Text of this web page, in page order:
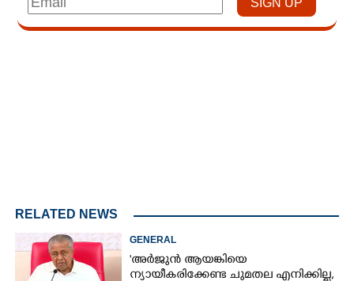
RELATED NEWS
GENERAL
'അർജുൻ ആയങ്കിയെ
ന്യായീകരിക്കേണ്ട ചുമതല എനിക്കില്ല,